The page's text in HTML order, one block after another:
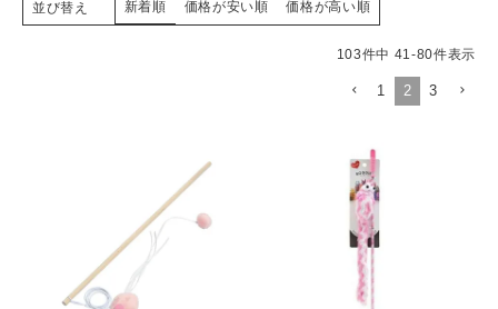
並び替え 新着順 価格が安い順 価格が高い順
103件中 41-80件表示
1 2 3